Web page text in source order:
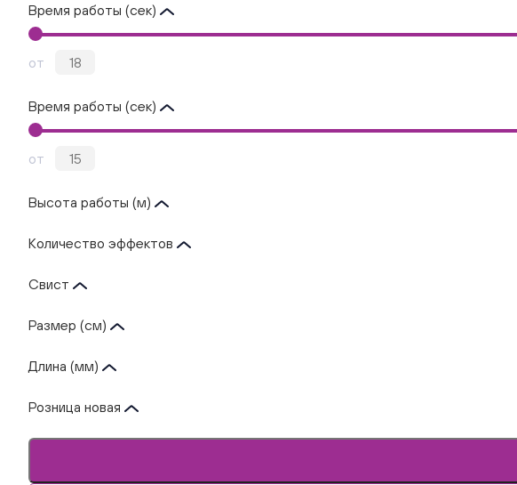
Время работы (сек)
от
Время работы (сек)
от
Высота работы (м)
Количество эффектов
Свист
Размер (см)
Длина (мм)
Розница новая